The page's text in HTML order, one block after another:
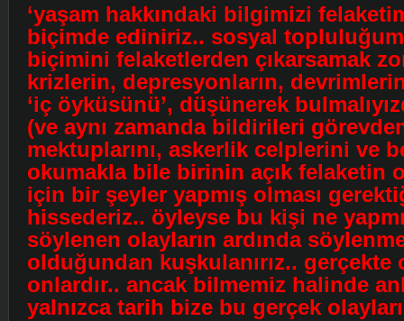
‘yaşam hakkındaki bilgimizi
biçimde ediniriz.. sosyal
biçimini felaketlerden çıkarsamak
krizlerin, depresyonların,
‘iç öyküsünü’, düşünerek
(ve aynı zamanda bildirileri
mektuplarını, askerlik celplerini ve
okumakla bile birinin açık felaketin
için bir şeyler yapmış olması
hissederiz.. öyleyse bu kişi ne
söylenen olayların ardında
olduğundan kuşkulanırız.. gerçekte
onlardır.. ancak bilmemiz halinde
yalnızca tarih bize bu gerçek